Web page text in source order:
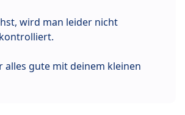
wird man leider nicht
alles gute mit deinem kleinen